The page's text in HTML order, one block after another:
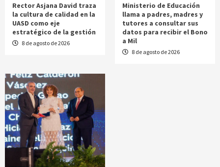
Rector Asjana David traza
la cultura de calidad en la
UASD como eje
estratégico de la gestión
8 de agosto de 2026
Ministerio de Educación
llama a padres, madres y
tutores a consultar sus
datos para recibir el Bono
a Mil
8 de agosto de 2026